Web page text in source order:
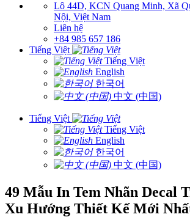
Lô 44D, KCN Quang Minh, Xã
Nội, Việt Nam
Liên hệ
+84 985 657 186
Tiếng Việt
Tiếng Việt
English
한국어
中文 (中国)
Tiếng Việt
Tiếng Việt
English
한국어
中文 (中国)
49 Mẫu In Tem Nhãn Decal
Xu Hướng Thiết Kế Mới